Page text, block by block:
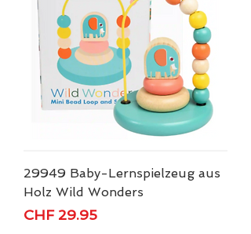
29949 Baby-Lernspielzeug aus
Holz Wild Wonders
Price
CHF 29.95